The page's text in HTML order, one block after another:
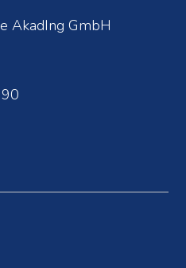
AkadIng GmbH